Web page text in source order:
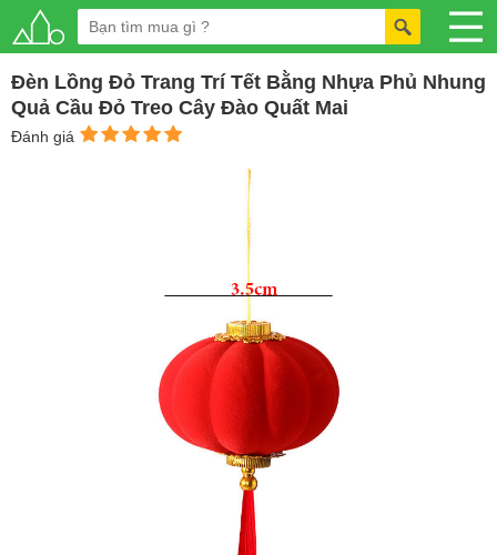
Đèn Lồng Đỏ Trang Trí Tết Bằng Nhựa Phủ Nhung
Quả Cầu Đỏ Treo Cây Đào Quất Mai
Đánh giá